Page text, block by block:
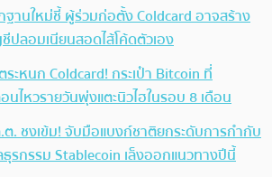
านใหม่ชี้ ผู้ร่วมก่อตั้ง Coldcard อาจสร้าง
ปลอมเนียนสอดไส้โค้ดตัวเอง
ะหนก Coldcard! กระเป๋า Bitcoin ที่
นไหวรายวันพุ่งแตะนิวไฮในรอบ 8 เดือน
. ชงเข้ม! จับมือแบงก์ชาติยกระดับการกำกับ
รกรรม Stablecoin เล็งออกแนวทางปีนี้